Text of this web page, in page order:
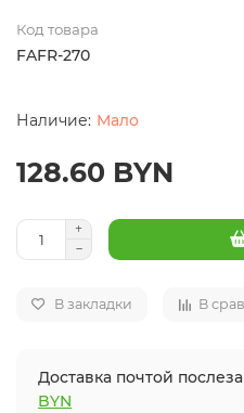
Код товара
FAFR-270
Мало
128.60 BYN
В закладки В
Доставка почтой
BYN